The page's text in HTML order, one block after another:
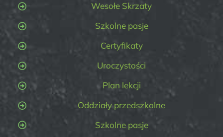
Wesołe Skrzaty
Szkolne pasje
Certyfikaty
Uroczystości
Plan lekcji
Oddziały przedszkolne
Szkolne pasje